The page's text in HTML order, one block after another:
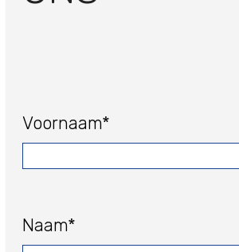
Voornaam*
Naam*